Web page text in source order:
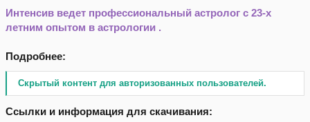
Интенсив ведет профессиональный астролог с 23-х
летним опытом в астрологии .
Подробнее:
Скрытый контент для авторизованных пользователей.
Ссылки и информация для скачивания: